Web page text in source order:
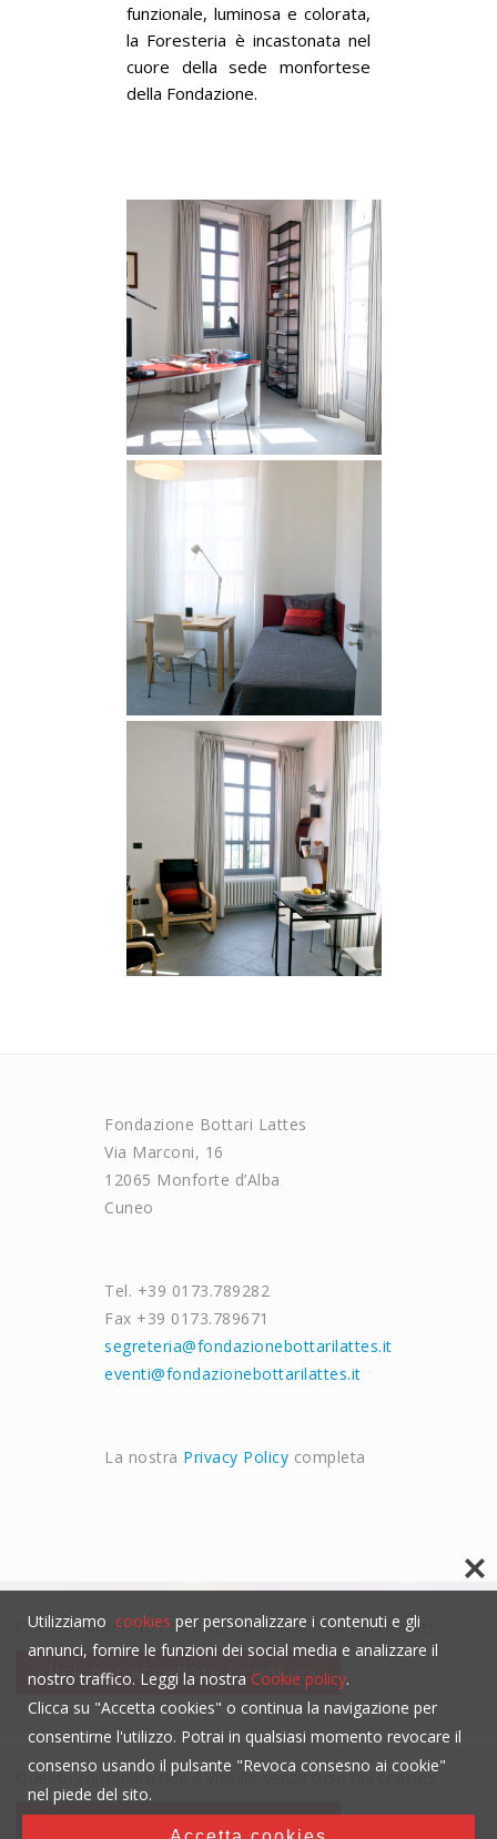
funzionale, luminosa e colorata,
la Foresteria è incastonata nel
cuore della sede monfortese
della Fondazione.
Fondazione Bottari Lattes
Via Marconi, 16
12065 Monforte d’Alba
Cuneo
Tel. +39 0173.789282
Fax +39 0173.789671
segreteria@fondazionebottarilattes.it
eventi@fondazionebottarilattes.it
La nostra Privacy Policy completa
Questo contenuto non è visibile senza l'uso dei cookies.
click per accettare i cookies
Questo contenuto non è visibile senza l'uso dei cookies.
Utilizziamo cookies per personalizzare i contenuti e gli
annunci, fornire le funzioni dei social media e analizzare il
nostro traffico. Leggi la nostra Cookie policy.
Clicca su "Accetta cookies" o continua la navigazione per
consentirne l'utilizzo. Potrai in qualsiasi momento revocare il
consenso usando il pulsante "Revoca consesno ai cookie"
nel piede del sito.